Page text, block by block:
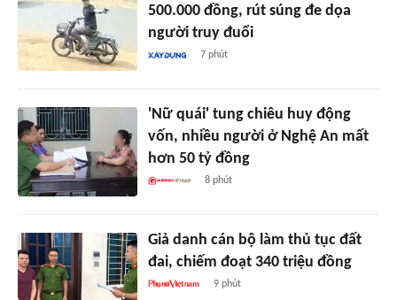
500.000 đồng, rút súng đe dọa
người truy đuổi
7 phút
'Nữ quái' tung chiêu huy động
vốn, nhiều người ở Nghệ An mất
hơn 50 tỷ đồng
8 phút
Giả danh cán bộ làm thủ tục đất
đai, chiếm đoạt 340 triệu đồng
9 phút